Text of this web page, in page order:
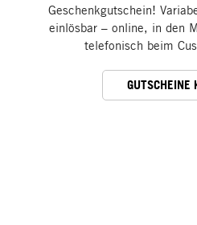
Geschenkgutschein!
einlösbar – online, in den
telefonisch beim
GUTSCHEINE